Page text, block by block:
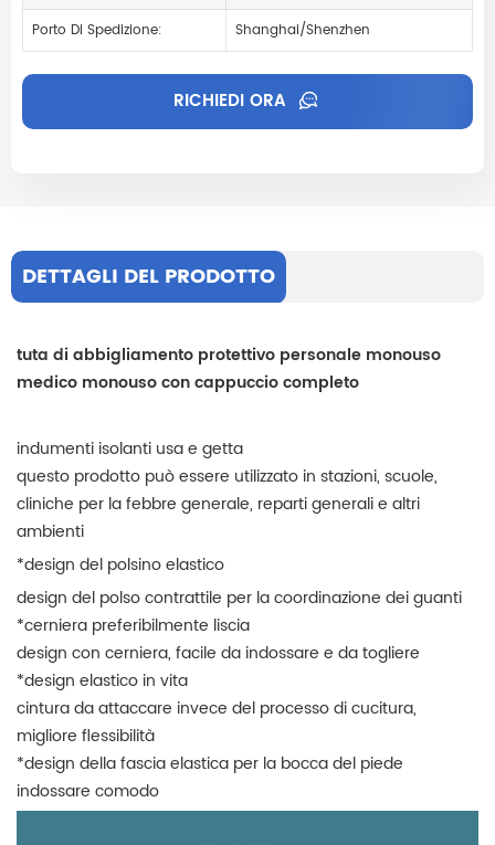
Porto Di Spedizione:
Shanghai/Shenzhen
RICHIEDI ORA
DETTAGLI DEL PRODOTTO
tuta di abbigliamento protettivo personale monouso
medico monouso con cappuccio completo
indumenti isolanti usa e getta
questo prodotto può essere utilizzato in stazioni, scuole,
cliniche per la febbre generale, reparti generali e altri
ambienti
*design del polsino elastico
design del polso contrattile per la coordinazione dei guanti
*cerniera preferibilmente liscia
design con cerniera, facile da indossare e da togliere
*design elastico in vita
cintura da attaccare invece del processo di cucitura,
migliore flessibilità
*design della fascia elastica per la bocca del piede
indossare comodo